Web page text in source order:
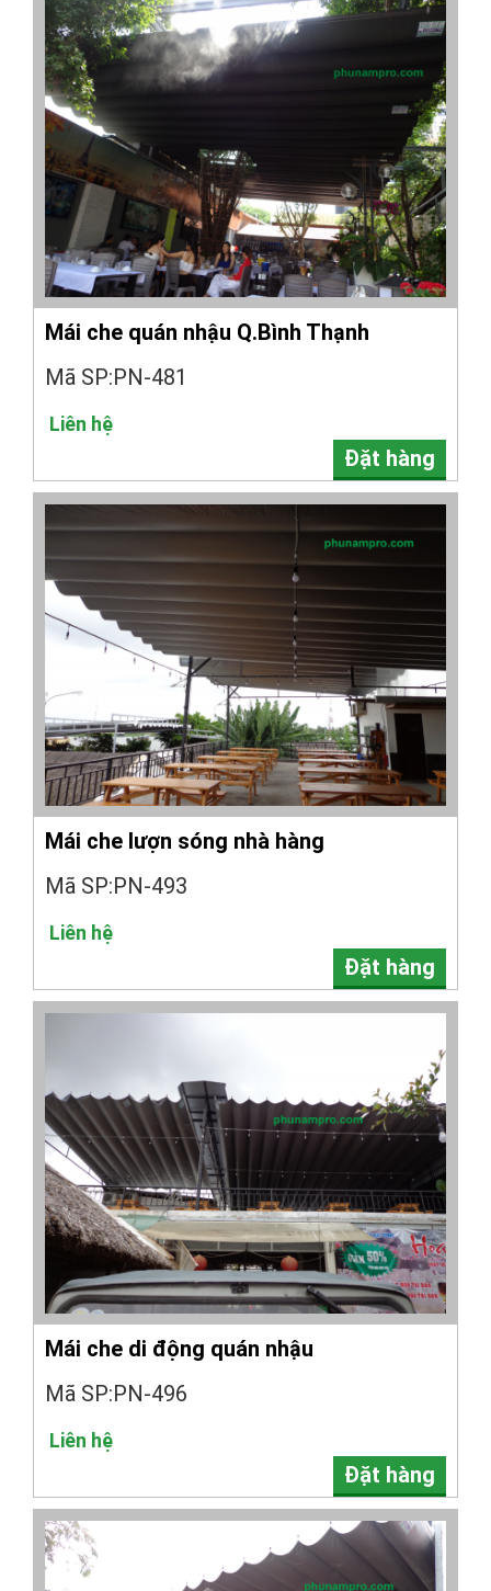
Mái che quán nhậu Q.Bình Thạnh
Mã SP:PN-481
Liên hệ
Đặt hàng
Mái che lượn sóng nhà hàng
Mã SP:PN-493
Liên hệ
Đặt hàng
Mái che di động quán nhậu
Mã SP:PN-496
Liên hệ
Đặt hàng